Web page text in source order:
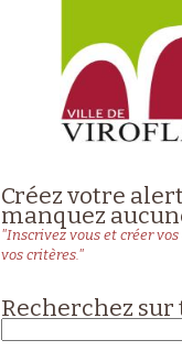
Créez votre
manquez
"Inscrivez vous et créer
vos critères."
Recherchez